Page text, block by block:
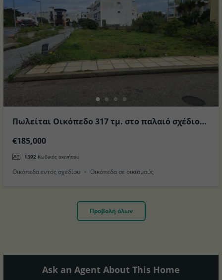
Πωλείται Οικόπεδο 317 τμ. στο παλαιό σχέδιο
€185,000
1392 Κωδικός ακινήτου
Οικόπεδα εντός σχεδίου Οικόπεδα σε οικισμούς
Προβολή όλων
Ask an Agent About This Home